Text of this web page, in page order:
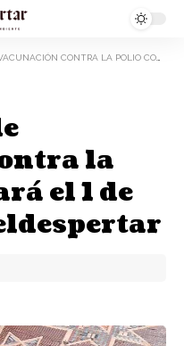
LA POLIO COMENZARÁ EL 1 DE SEPTIEMBRE – ELDESPERTAR
la
el 1 de